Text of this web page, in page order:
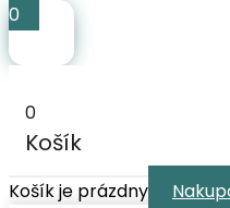
0
0
Košík
Košík je prázdny